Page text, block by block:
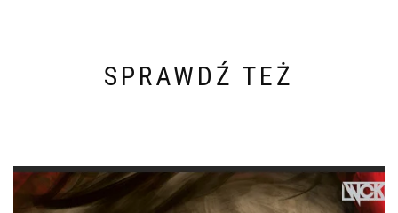
SPRAWDŹ TEŻ